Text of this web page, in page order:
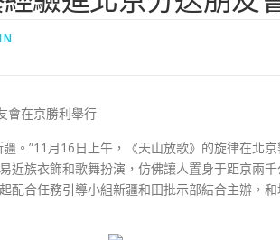
會在京勝利舉行
。”11月16日上午，《天山放歌》的旋律在北
近族衣飾和歌舞扮演，仿佛讓人置身于距京兩
配合任務引導小組新疆和田批示部結合主辦，